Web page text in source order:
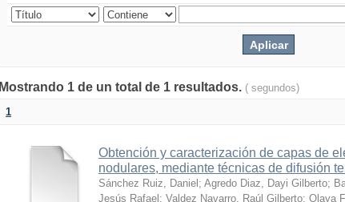
Mostrando 1 de un total de 1 resultados. ( segundos)
1
Obtención y caracterización de capas de
nodulares, mediante técnicas de difusión
Sánchez Ruiz, Daniel ; Agredo Diaz, Dayi Gilberto;
Jesús Rafael ; Valdez Navarro, Raúl Gilberto; Olaya